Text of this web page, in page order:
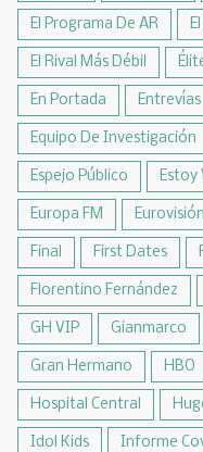
El Programa De AR
El Rival Más Débil
En Portada Entrevías
Equipo De Investigación
Espejo Público Estoy
Europa FM Eurovisión
Final First Dates
Florentino Fernández
GH VIP Gianmarco
Gran Hermano HBO
Hospital Central
Idol Kids Informe